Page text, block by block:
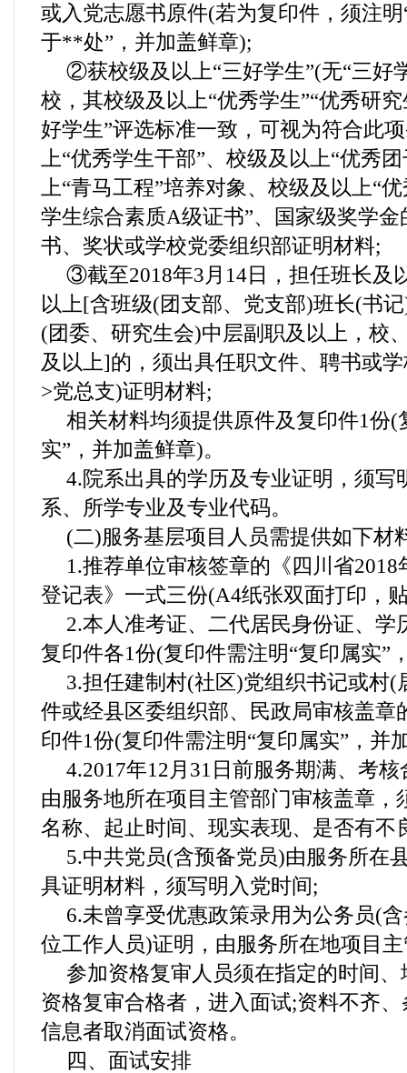
或入党志愿书原件(若为复印件，须注
于**处”，并加盖鲜章);
②获校级及以上“三好学生”(无“三好
校，其校级及以上“优秀学生”“优秀研
好学生”评选标准一致，可视为符合此
上“优秀学生干部”、校级及以上“优秀
上“青马工程”培养对象、校级及以上“
学生综合素质A级证书”、国家级奖学
书、奖状或学校党委组织部证明材料;
③截至2018年3月14日，担任班长及
以上[含班级(团支部、党支部)班长(书
(团委、研究生会)中层副职及以上，校
及以上]的，须出具任职文件、聘书或
>党总支)证明材料;
相关材料均须提供原件及复印件1份(
实”，并加盖鲜章)。
4.院系出具的学历及专业证明，须写
系、所学专业及专业代码。
(二)服务基层项目人员需提供如下材
1.推荐单位审核签章的《四川省
登记表》一式三份(A4纸张双面打印，
2.本人准考证、二代居民身份证、学
复印件各1份(复印件需注明“复印属实”
3.担任建制村(社区)党组织书记或村(
件或经县区委组织部、民政局审核盖章
印件1份(复印件需注明“复印属实”，并
4.2017年12月31日前服务期满、考
由服务地所在项目主管部门审核盖章，
名称、起止时间、现实表现、是否有不
5.中共党员(含预备党员)由服务所在
具证明材料，须写明入党时间;
6.未曾享受优惠政策录用为公务员(
位工作人员)证明，由服务所在地项目
参加资格复审人员须在指定的时间
资格复审合格者，进入面试;资料不齐
信息者取消面试资格。
四、面试安排